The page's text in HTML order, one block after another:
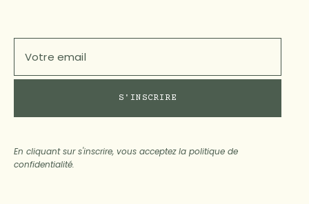
En cliquant sur s'inscrire, vous acceptez la politique de
confidentialité.